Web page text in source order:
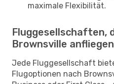
maximale Flexibilität.
Fluggesellschaften,
Brownsville anfliegen
Jede Fluggesellschaft
Flugoptionen nach